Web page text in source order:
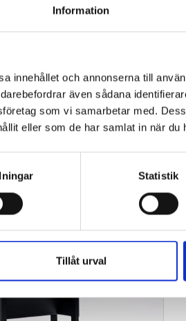
Information
innehållet och annonserna till
även sådana
som vi samarbetar med.
eller som de har samlat in när du
Statistik
Tillåt urval